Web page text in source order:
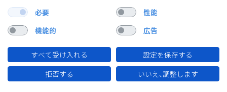
© 2026 clover tech.inc.
必要
性能
機能的
広告
すべて受け入れる
設定を保存する
拒否する
いいえ、調整します